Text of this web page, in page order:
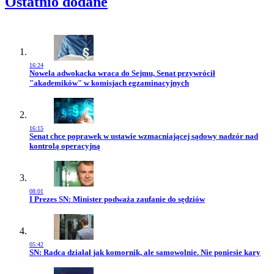
16:24
Przejdź do artykułu:
Nowela adwokacka wraca do Sejmu, Senat przywrócił
"akademików" w komisjach egzaminacyjnych
16:15
Przejdź do artykułu:
Senat chce poprawek w ustawie wzmacniającej sądowy nadzór nad
kontrolą operacyjną
08:01
Przejdź do artykułu:
I Prezes SN: Minister podważa zaufanie do sędziów
05:42
Przejdź do artykułu:
SN: Radca działał jak komornik, ale samowolnie. Nie poniesie kary